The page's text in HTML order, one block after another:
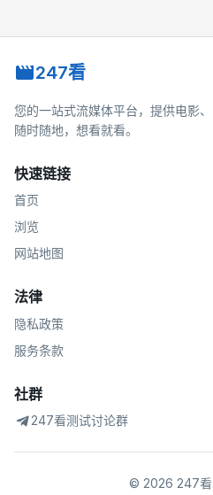
247看
您的一站式流媒体平台，提供电影、
随时随地，想看就看。
快速链接
首页
浏览
网站地图
法律
隐私政策
服务条款
社群
247看测试讨论群
© 2026 247看